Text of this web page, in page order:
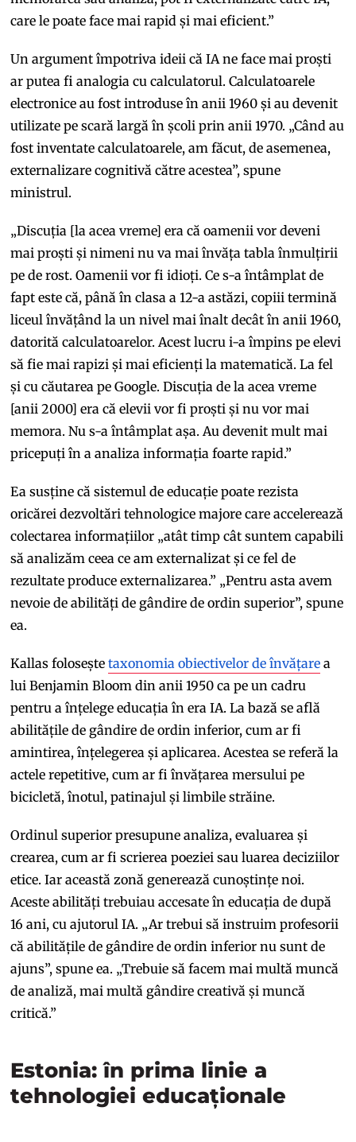
care le poate face mai rapid și mai eficient.”
Un argument împotriva ideii că IA ne face mai proști
ar putea fi analogia cu calculatorul. Calculatoarele
electronice au fost introduse în anii 1960 și au devenit
utilizate pe scară largă în școli prin anii 1970. „Când au
fost inventate calculatoarele, am făcut, de asemenea,
externalizare cognitivă către acestea”, spune
ministrul.
„Discuția [la acea vreme] era că oamenii vor deveni
mai proști și nimeni nu va mai învăța tabla înmulțirii
pe de rost. Oamenii vor fi idioți. Ce s-a întâmplat de
fapt este că, până în clasa a 12-a astăzi, copiii termină
liceul învățând la un nivel mai înalt decât în anii 1960,
datorită calculatoarelor. Acest lucru i-a împins pe elevi
să fie mai rapizi și mai eficienți la matematică. La fel
și cu căutarea pe Google. Discuția de la acea vreme
[anii 2000] era că elevii vor fi proști și nu vor mai
memora. Nu s-a întâmplat așa. Au devenit mult mai
pricepuți în a analiza informația foarte rapid.”
Ea susține că sistemul de educație poate rezista
oricărei dezvoltări tehnologice majore care accelerează
colectarea informațiilor „atât timp cât suntem capabili
să analizăm ceea ce am externalizat și ce fel de
rezultate produce externalizarea.” „Pentru asta avem
nevoie de abilități de gândire de ordin superior”, spune
ea.
Kallas foloseștetaxonomia obiectivelor de învățare a
lui Benjamin Bloom din anii 1950 ca pe un cadru
pentru a înțelege educația în era IA. La bază se află
abilitățile de gândire de ordin inferior, cum ar fi
amintirea, înțelegerea și aplicarea. Acestea se referă la
actele repetitive, cum ar fi învățarea mersului pe
bicicletă, înotul, patinajul și limbile străine.
Ordinul superior presupune analiza, evaluarea și
crearea, cum ar fi scrierea poeziei sau luarea deciziilor
etice. Iar această zonă generează cunoștințe noi.
Aceste abilități trebuiau accesate în educația de după
16 ani, cu ajutorul IA. „Ar trebui să instruim profesorii
că abilitățile de gândire de ordin inferior nu sunt de
ajuns”, spune ea. „Trebuie să facem mai multă muncă
de analiză, mai multă gândire creativă și muncă
critică.”
Estonia: în prima linie a
tehnologiei educaționale